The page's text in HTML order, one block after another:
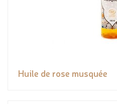
Huile de rose musquée